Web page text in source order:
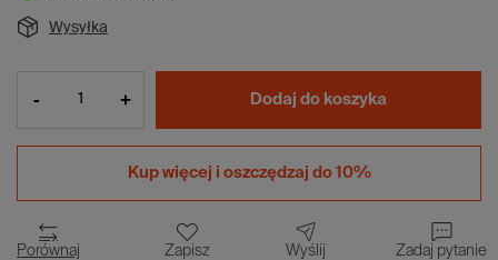
Wysyłka
- + Dodaj do koszyka
Kup więcej i oszczędzaj do 10%
Porównaj Zapisz Wyślij Zadaj pytanie